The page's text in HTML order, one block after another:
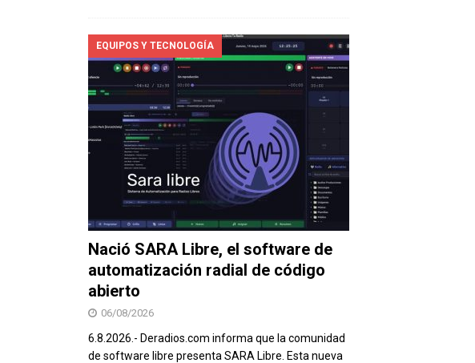
EQUIPOS Y TECNOLOGÍA
Nació SARA Libre, el software de
automatización radial de código
abierto
06/08/2026
6.8.2026.- Deradios.com informa que la comunidad
de software libre presenta SARA Libre. Esta nueva